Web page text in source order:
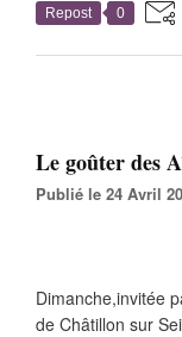
Repost 0
Le goûter des
Publié le 24 Avril
Dimanche,invitée
de Châtillon sur